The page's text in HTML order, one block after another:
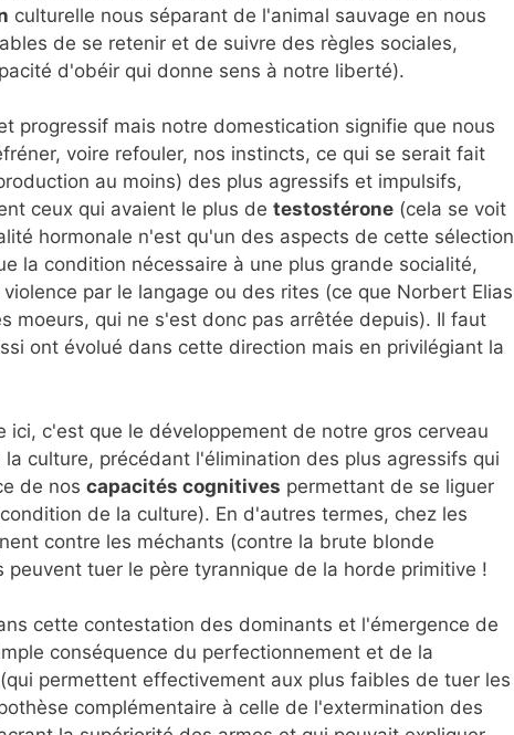
culturelle nous séparant de l'animal sauvage en nous
de se retenir et de suivre des règles sociales,
d'obéir qui donne sens à notre liberté).
progressif mais notre domestication signifie que nous
voire refouler, nos instincts, ce qui se serait fait
au moins) des plus agressifs et impulsifs,
ceux qui avaient le plus de testostérone (cela se voit
hormonale n'est qu'un des aspects de cette sélection
la condition nécessaire à une plus grande socialité,
par le langage ou des rites (ce que Norbert Elias
moeurs, qui ne s'est donc pas arrêtée depuis). Il faut
ont évolué dans cette direction mais en privilégiant la
ici, c'est que le développement de notre gros cerveau
culture, précédant l'élimination des plus agressifs qui
de nos capacités cognitives permettant de se liguer
de la culture). En d'autres termes, chez les
contre les méchants (contre la brute blonde
peuvent tuer le père tyrannique de la horde primitive !
cette contestation des dominants et l'émergence de
conséquence du perfectionnement et de la
(qui permettent effectivement aux plus faibles de tuer les
complémentaire à celle de l'extermination des